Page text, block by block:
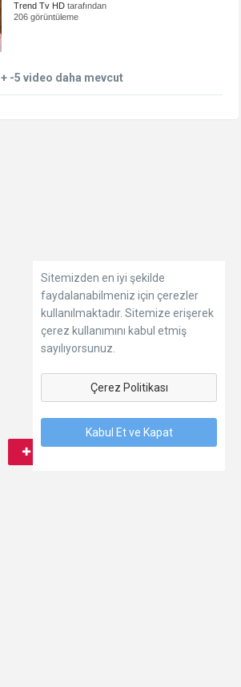
Trend Tv HD tarafından
206 görüntüleme
+ -5 video daha mevcut
Sitemizden en iyi şekilde
faydalanabilmeniz için çerezler
kullanılmaktadır. Sitemize erişerek
çerez kullanımını kabul etmiş
sayılıyorsunuz.
Çerez Politikası
Kabul Et ve Kapat